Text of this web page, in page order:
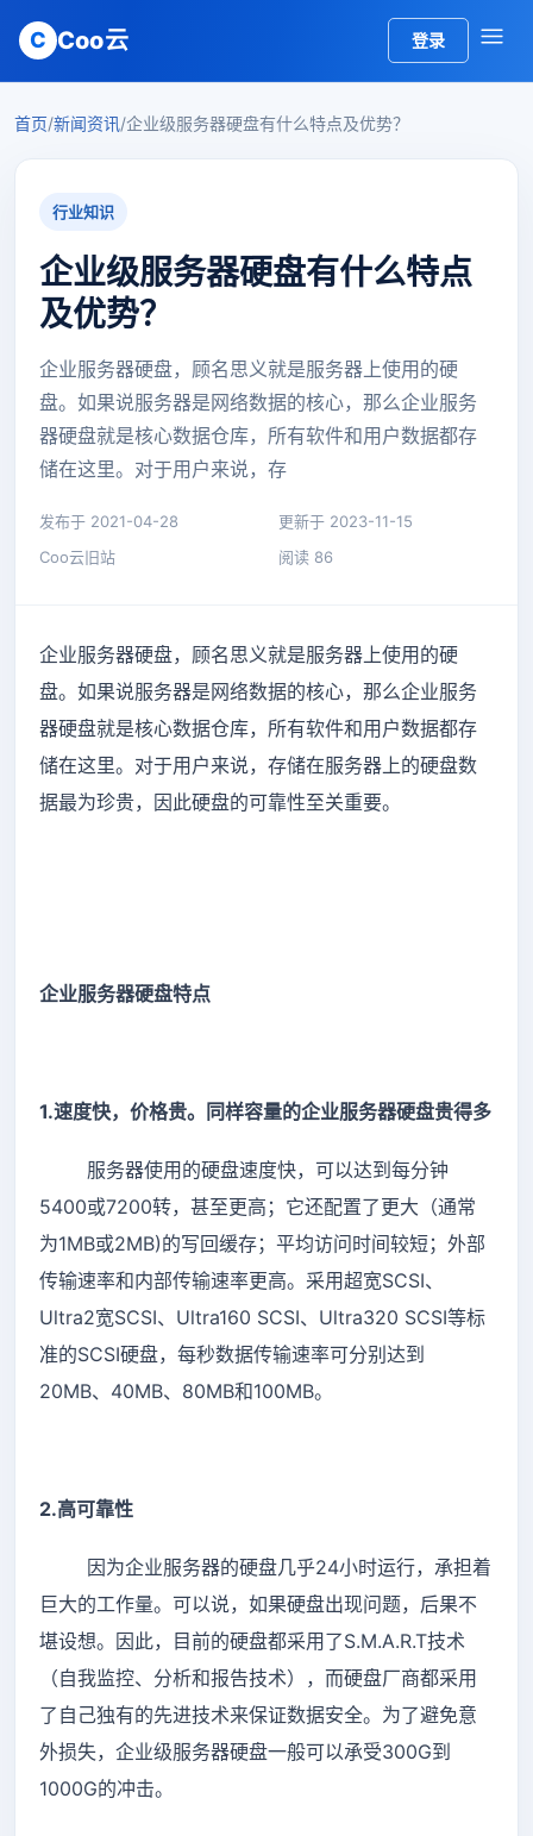
C Coo云 登录
首页/新闻资讯/企业级服务器硬盘有什么特点及优势？
行业知识
企业级服务器硬盘有什么特点
及优势？
企业服务器硬盘，顾名思义就是服务器上使用的硬
盘。如果说服务器是网络数据的核心，那么企业服务
器硬盘就是核心数据仓库，所有软件和用户数据都存
储在这里。对于用户来说，存
发布于 2021-04-28
更新于 2023-11-15
Coo云旧站
阅读 86
企业服务器硬盘，顾名思义就是服务器上使用的硬
盘。如果说服务器是网络数据的核心，那么企业服务
器硬盘就是核心数据仓库，所有软件和用户数据都存
储在这里。对于用户来说，存储在服务器上的硬盘数
据最为珍贵，因此硬盘的可靠性至关重要。
企业服务器硬盘特点
1.速度快，价格贵。同样容量的企业服务器硬盘贵得多
服务器使用的硬盘速度快，可以达到每分钟
5400或7200转，甚至更高；它还配置了更大（通常
为1MB或2MB)的写回缓存；平均访问时间较短；外部
传输速率和内部传输速率更高。采用超宽SCSI、
Ultra2宽SCSI、Ultra160 SCSI、Ultra320 SCSI等标
准的SCSI硬盘，每秒数据传输速率可分别达到
20MB、40MB、80MB和100MB。
2.高可靠性
因为企业服务器的硬盘几乎24小时运行，承担着
巨大的工作量。可以说，如果硬盘出现问题，后果不
堪设想。因此，目前的硬盘都采用了S.M.A.R.T技术
（自我监控、分析和报告技术），而硬盘厂商都采用
了自己独有的先进技术来保证数据安全。为了避免意
外损失，企业级服务器硬盘一般可以承受300G到
1000G的冲击。